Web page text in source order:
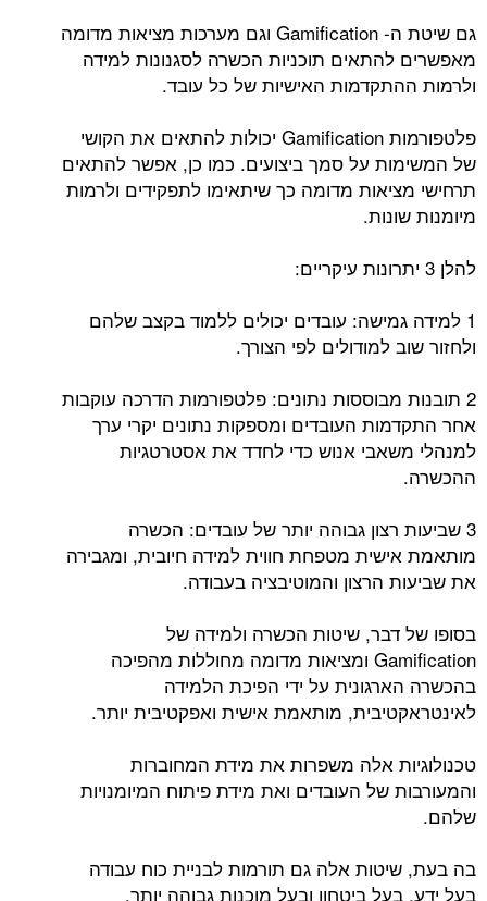
גם שיטת ה- Gamification וגם מערכות מציאות מדומה
מאפשרים להתאים תוכניות הכשרה לסגנונות למידה
ולרמות ההתקדמות האישיות של כל עובד.
פלטפורמות Gamification יכולות להתאים את הקושי
של המשימות על סמך ביצועים. כמו כן, אפשר להתאים
תרחישי מציאות מדומה כך שיתאימו לתפקידים ולרמות
מיומנות שונות.
להלן 3 יתרונות עיקריים:
1 למידה גמישה: עובדים יכולים ללמוד בקצב שלהם
ולחזור שוב למודולים לפי הצורך.
2 תובנות מבוססות נתונים: פלטפורמות הדרכה עוקבות
אחר התקדמות העובדים ומספקות נתונים יקרי ערך
למנהלי משאבי אנוש כדי לחדד את אסטרטגיות
ההכשרה.
3 שביעות רצון גבוהה יותר של עובדים: הכשרה
מותאמת אישית מטפחת חווית למידה חיובית, ומגבירה
את שביעות הרצון והמוטיבציה בעבודה.
בסופו של דבר, שיטות הכשרה ולמידה של
Gamification ומציאות מדומה מחוללות מהפיכה
בהכשרה הארגונית על ידי הפיכת הלמידה
לאינטראקטיבית, מותאמת אישית ואפקטיבית יותר.
טכנולוגיות אלה משפרות את מידת המחוברות
והמעורבות של העובדים ואת מידת פיתוח המיומנויות
שלהם.
בה בעת, שיטות אלה גם תורמות לבניית כוח עבודה
בעל ידע, בעל ביטחון ובעל מוכנות גבוהה יותר.